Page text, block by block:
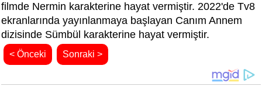
filmde Nermin karakterine hayat vermiştir. 2022'de Tv8
ekranlarında yayınlanmaya başlayan Canım Annem
dizisinde Sümbül karakterine hayat vermiştir.
< Önceki Sonraki >